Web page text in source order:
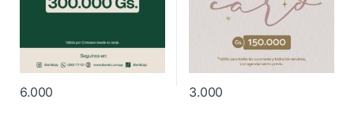
6.000 3.000